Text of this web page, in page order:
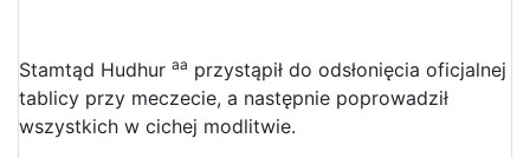
Stamtąd Hudhur aa przystąpił do odsłonięcia oficjalnej
tablicy przy meczecie, a następnie poprowadził
wszystkich w cichej modlitwie.